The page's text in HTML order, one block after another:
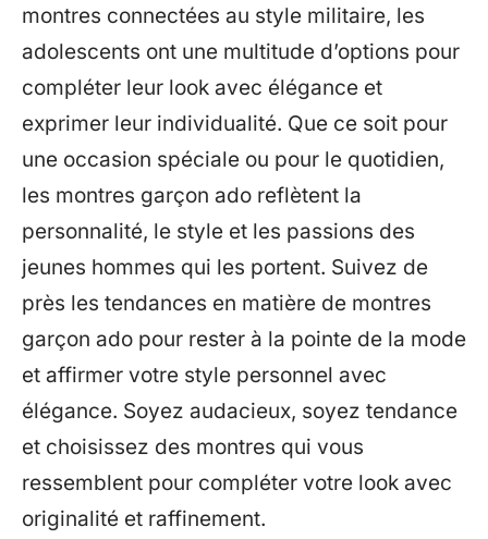
montres connectées au style militaire, les
adolescents ont une multitude d’options pour
compléter leur look avec élégance et
exprimer leur individualité. Que ce soit pour
une occasion spéciale ou pour le quotidien,
les montres garçon ado reflètent la
personnalité, le style et les passions des
jeunes hommes qui les portent. Suivez de
près les tendances en matière de montres
garçon ado pour rester à la pointe de la mode
et affirmer votre style personnel avec
élégance. Soyez audacieux, soyez tendance
et choisissez des montres qui vous
ressemblent pour compléter votre look avec
originalité et raffinement.